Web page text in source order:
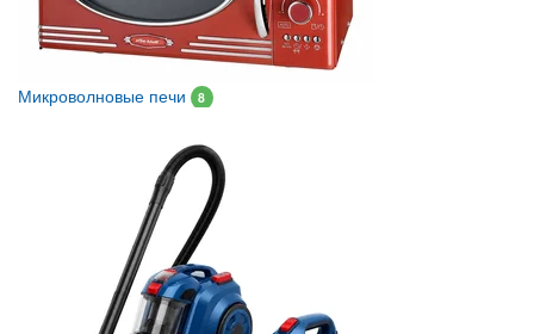
Микроволновые печи 8